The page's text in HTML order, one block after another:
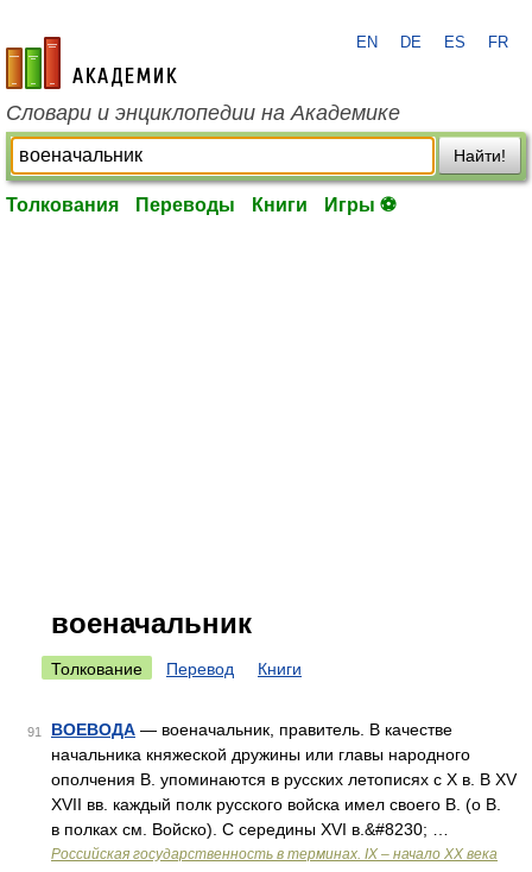
academic.ru
EN DE ES FR
Словари и энциклопедии на Академике
Найти!
Толкования Переводы Книги Игры ⚽
военачальник
Толкование Перевод Книги
91 ВОЕВОДА — военачальник, правитель. В качестве
начальника княжеской дружины или главы народного
ополчения В. упоминаются в русских летописях с X в. В XV
XVII вв. каждый полк русского войска имел своего В. (о В.
в полках см. Войско). С середины XVI в.&#8230; …
Российская государственность в терминах. IX – начало XX века